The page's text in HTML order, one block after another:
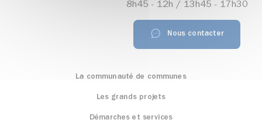
8h45 - 12h / 13h45 - 17h30
Nous contacter
La communauté de communes
Les grands projets
Démarches et services